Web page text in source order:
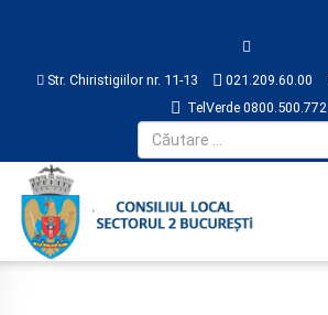
Str. Chiristigiilor nr. 11-13 021.209.60.00
TelVerde 0800.500.772